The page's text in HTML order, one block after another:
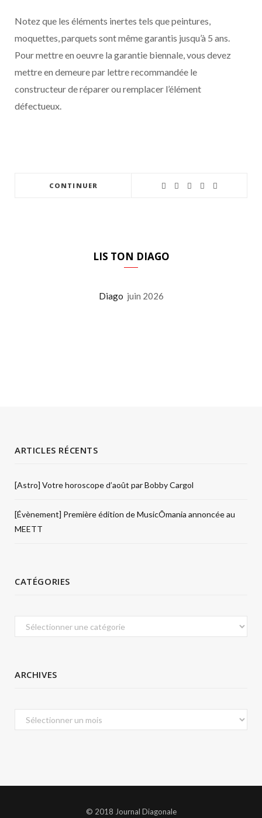
Notez que les éléments inertes tels que peintures,
moquettes, parquets sont même garantis jusqu’à 5 ans.
Pour mettre en oeuvre la garantie biennale, vous devez
mettre en demeure par lettre recommandée le
constructeur de réparer ou remplacer l’élément
défectueux.
CONTINUER
LIS TON DIAGO
Diago juin 2026
ARTICLES RÉCENTS
[Astro] Votre horoscope d’août par Bobby Cargol
[Évènement] Première édition de MusicÔmania annoncée au
MEETT
CATÉGORIES
Catégories
ARCHIVES
Archives
© 2018 Journal Diagonale